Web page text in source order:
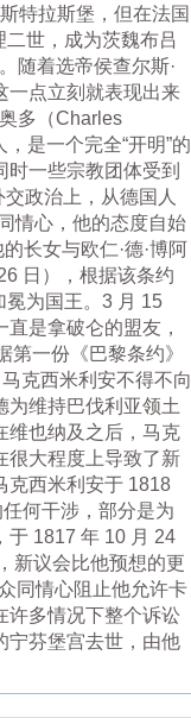
特拉斯堡，但在法国
世，成为茨魏布吕
随着选帝侯查尔斯·
一点立刻就表现出来
多（Charles
是一个完全“开明”的
一些宗教团体受到
政治上，从德国人
情心，他的态度自始
长女与欧仁·德·博阿
日），根据该条约
冕为国王。3 月 15
是拿破仑的盟友，
一份《巴黎条约》
克西米利安不得不向
为维持巴伐利亚领土
维也纳及之后，马克
很大程度上导致了新
克西米利安于 1818
何干涉，部分是为
于 1817 年 10 月 24
新议会比他预想的更
同情心阻止他允许卡
许多情况下整个诉讼
宁芬堡宫去世，由他